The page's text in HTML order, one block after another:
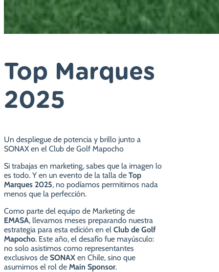
Top Marques
2025
Un despliegue de potencia y brillo junto a
SONAX en el Club de Golf Mapocho
Si trabajas en marketing, sabes que la imagen lo
es todo. Y en un evento de la talla de Top
Marques 2025, no podíamos permitirnos nada
menos que la perfección.
Como parte del equipo de Marketing de
EMASA, llevamos meses preparando nuestra
estrategia para esta edición en el Club de Golf
Mapocho. Este año, el desafío fue mayúsculo:
no solo asistimos como representantes
exclusivos de SONAX en Chile, sino que
asumimos el rol de Main Sponsor.